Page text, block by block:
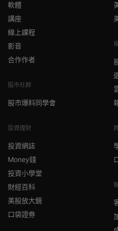
軟體
講座
線上課程
影音
合作作者
股市社群
股市爆料同學會
投資理財
投資網誌
Money錢
投資小學堂
財經百科
美股放大鏡
口袋證券